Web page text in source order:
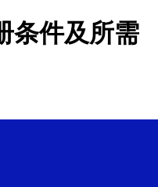
条件及所需